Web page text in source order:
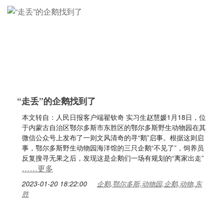
“走丢”的企鹅找到了
本文转自：人民日报客户端翟钦奇 实习生赵慧媛1月18日，位
于内蒙古自治区鄂尔多斯市东胜区的鄂尔多斯野生动物园在其
微信公众号上发布了一则文风清奇的寻“鹅”启事。根据这则启
事，鄂尔多斯野生动物园海洋馆的三只企鹅“不见了”，饲养员
反复搜寻无果之后，发现这是企鹅们一场有规划的“离家出走”
……更多
2023-01-20 18:22:00
企鹅,鄂尔多斯,动物园,企鹅,动物,东
胜